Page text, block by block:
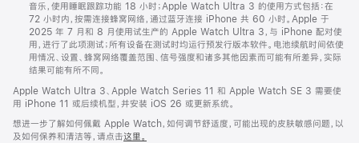
音乐，使用睡眠跟踪功能 18 小时；Apple Watch Ultra 3 的使用方式包括：在
72 小时内，按需连接蜂窝网络，通过蓝牙连接 iPhone 共 60 小时。Apple 于
2025 年 7 月和 8 月使用试生产的 Apple Watch Ultra 3，与 iPhone 配对使
用，进行了此项测试；所有设备在测试时均运行预发行版本软件。电池续航时间依使
用情况、设置、蜂窝网络覆盖范围、信号强度和诸多其他因素而可能有所差异，实际
结果可能有所不同。
Apple Watch Ultra 3、Apple Watch Series 11 和 Apple Watch SE 3 需要使
用 iPhone 11 或后续机型，并安装 iOS 26 或更新系统。
想进一步了解如何佩戴 Apple Watch，如何调节舒适度，可能出现的皮肤敏感问题，以
及如何保养和清洁等，请点击这里。